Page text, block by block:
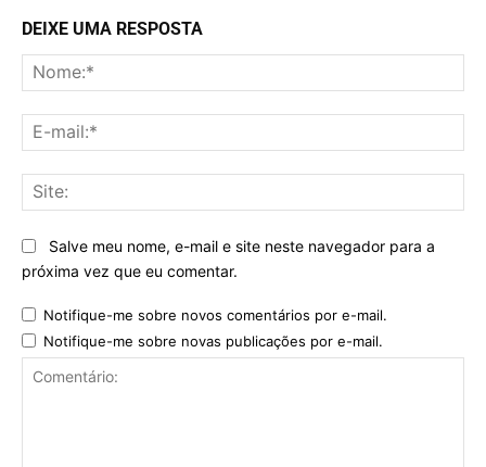
DEIXE UMA RESPOSTA
Salve meu nome, e-mail e site neste navegador para a
próxima vez que eu comentar.
Notifique-me sobre novos comentários por e-mail.
Notifique-me sobre novas publicações por e-mail.